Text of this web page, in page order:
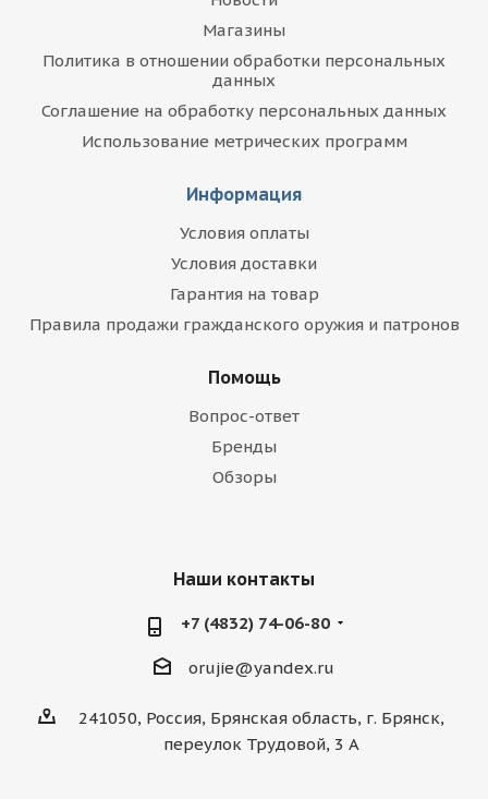
Магазины
Политика в отношении обработки персональных
данных
Соглашение на обработку персональных данных
Использование метрических программ
Информация
Условия оплаты
Условия доставки
Гарантия на товар
Правила продажи гражданского оружия и патронов
Помощь
Вопрос-ответ
Бренды
Обзоры
Наши контакты
+7 (4832) 74-06-80
orujie@yandex.ru
241050, Россия, Брянская область, г. Брянск,
переулок Трудовой, 3 А